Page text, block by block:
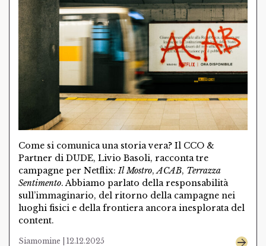
Come si comunica una storia vera? Il CCO &
Partner di DUDE, Livio Basoli, racconta tre
campagne per Netflix:Il Mostro,ACAB, Terrazza
Sentimento. Abbiamo parlato della responsabilità
sull’immaginario, del ritorno della campagne nei
luoghi fisici e della frontiera ancora inesplorata del
content.
Siamomine | 12.12.2025